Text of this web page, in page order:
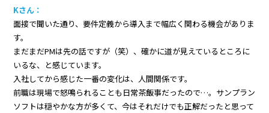
Kさん：
面接で聞いた通り、要件定義から導入まで幅広く関わる機会がありま
す。
まだまだPMは先の話ですが（笑）、確かに道が見えているところに
いるな、と感じています。
入社してから感じた一番の変化は、人間関係です。
前職は現場で怒鳴られることも日常茶飯事だったので…。サンプラン
ソフトは穏やかな方が多くて、今はそれだけでも正解だったと思って